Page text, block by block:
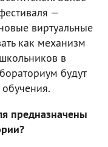
—
виртуальные
как механизм
в
будут
предназначены